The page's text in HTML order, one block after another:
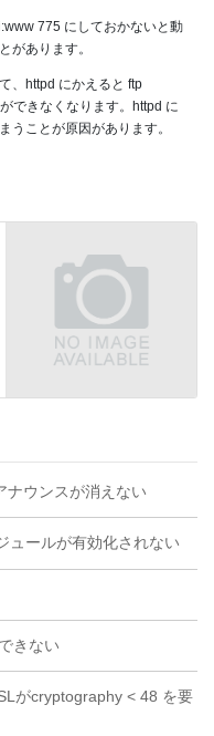
775 にしておかないと動
があります。
、httpd にかえると ftp
できなくなります。httpd に
うことが原因があります。
ナウンスが消えない
ュールが有効化されない
きない
がcryptography < 48 を要